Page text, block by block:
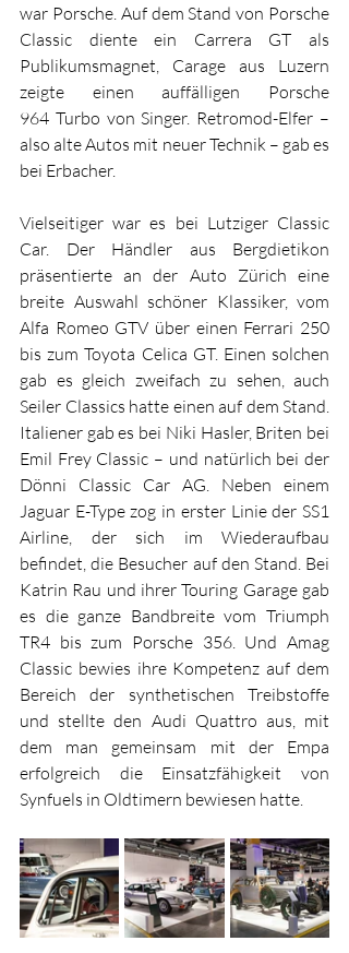
war Porsche. Auf dem Stand von Porsche
Classic diente ein Carrera GT als
Publikumsmagnet, Carage aus Luzern
zeigte einen auffälligen Porsche
964 Turbo von Singer. Retromod-Elfer –
also alte Autos mit neuer Technik – gab es
bei Erbacher.
Vielseitiger war es bei Lutziger Classic
Car. Der Händler aus Bergdietikon
präsentierte an der Auto Zürich eine
breite Auswahl schöner Klassiker, vom
Alfa Romeo GTV über einen Ferrari 250
bis zum Toyota Celica GT. Einen solchen
gab es gleich zweifach zu sehen, auch
Seiler Classics hatte einen auf dem Stand.
Italiener gab es bei Niki Hasler, Briten bei
Emil Frey Classic – und natürlich bei der
Dönni Classic Car AG. Neben einem
Jaguar E-Type zog in erster Linie der SS1
Airline, der sich im Wiederaufbau
befindet, die Besucher auf den Stand. Bei
Katrin Rau und ihrer Touring Garage gab
es die ganze Bandbreite vom Triumph
TR4 bis zum Porsche 356. Und Amag
Classic bewies ihre Kompetenz auf dem
Bereich der synthetischen Treibstoffe
und stellte den Audi Quattro aus, mit
dem man gemeinsam mit der Empa
erfolgreich die Einsatzfähigkeit von
Synfuels in Oldtimern bewiesen hatte.